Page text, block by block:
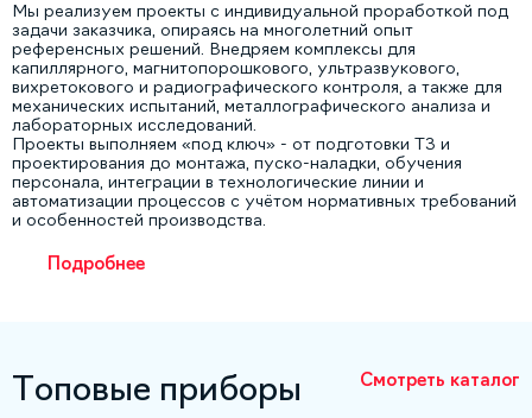
Мы реализуем проекты с индивидуальной проработкой под
задачи заказчика, опираясь на многолетний опыт
референсных решений. Внедряем комплексы для
капиллярного, магнитопорошкового, ультразвукового,
вихретокового и радиографического контроля, а также для
механических испытаний, металлографического анализа и
лабораторных исследований.
Проекты выполняем «под ключ» - от подготовки ТЗ и
проектирования до монтажа, пуско-наладки, обучения
персонала, интеграции в технологические линии и
автоматизации процессов с учётом нормативных требований
и особенностей производства.
Подробнее
Топовые приборы Смотреть каталог